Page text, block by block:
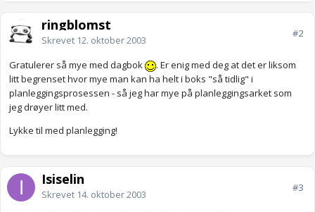
ringblomst
Skrevet 12. oktober 2003
#2
Gratulerer så mye med dagbok
. Er enig med deg at det er liksom
litt begrenset hvor mye man kan ha helt i boks "så tidlig" i
planleggingsprosessen - så jeg har mye på planleggingsarket som
jeg drøyer litt med.
Lykke til med planlegging!
Isiselin
Skrevet 14. oktober 2003
#3